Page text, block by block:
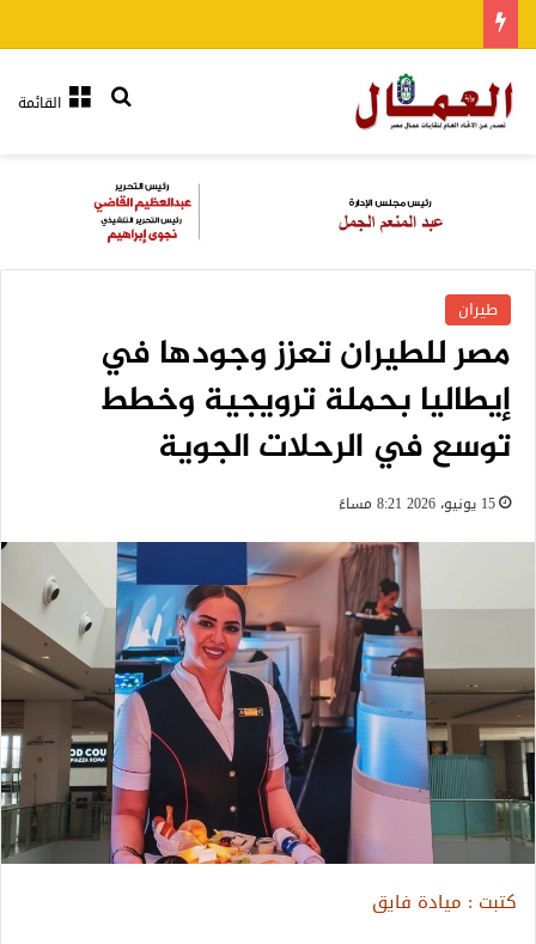
القائمةبحث عن
طيران
مصر للطيران تعزز وجودها في
إيطاليا بحملة ترويجية وخطط
توسع في الرحلات الجوية
15 يونيو، 2026 8:21 مساءً
كتبت : ميادة فايق